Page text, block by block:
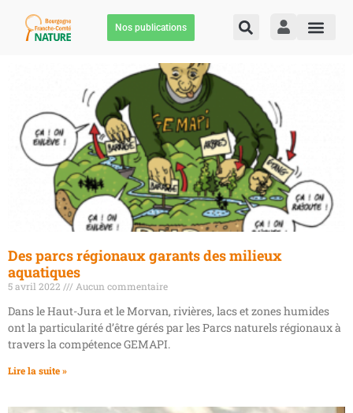
Nos publications
Des parcs régionaux garants des milieux
aquatiques
5 avril 2022 Aucun commentaire
Dans le Haut-Jura et le Morvan, rivières, lacs et zones humides
ont la particularité d’être gérés par les Parcs naturels régionaux à
travers la compétence GEMAPI.
Lire la suite »